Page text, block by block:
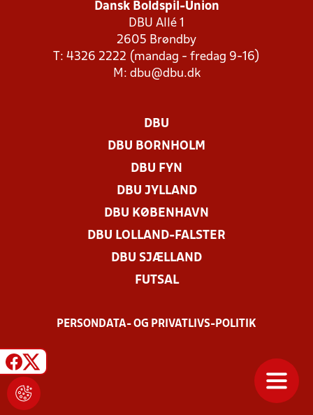
Dansk Boldspil-Union
DBU Allé 1
2605 Brøndby
T: 4326 2222 (mandag - fredag 9-16)
M: dbu@dbu.dk
DBU
DBU BORNHOLM
DBU FYN
DBU JYLLAND
DBU KØBENHAVN
DBU LOLLAND-FALSTER
DBU SJÆLLAND
FUTSAL
PERSONDATA- OG PRIVATLIVS-POLITIK